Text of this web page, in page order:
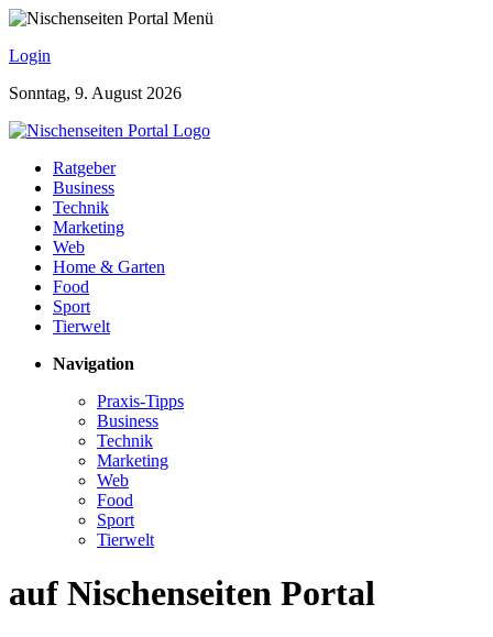
Login
Sonntag, 9. August 2026
Ratgeber
Business
Technik
Marketing
Web
Home & Garten
Food
Sport
Tierwelt
Navigation
Praxis-Tipps
Business
Technik
Marketing
Web
Food
Sport
Tierwelt
auf Nischenseiten Portal